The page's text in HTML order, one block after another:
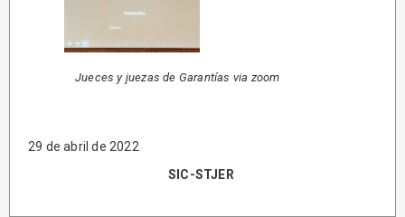
Jueces y juezas de Garantías via zoom
29 de abril de 2022
SIC-STJER